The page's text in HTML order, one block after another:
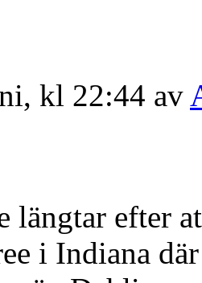
kl 22:44 av
längtar efter
i Indiana